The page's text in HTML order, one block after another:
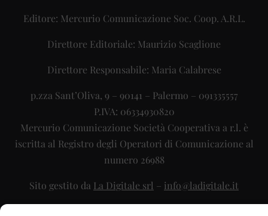
Editore: Mercurio Comunicazione Soc. Coop. A.R.L.
Direttore Editoriale: Maurizio Scaglione
Direttore Responsabile: Maria Calabrese
p.zza Sant’Oliva, 9 – 90141 – Palermo – 091335557
P.IVA: 06334930820
Mercurio Comunicazione Società Cooperativa a r.l. è
iscritta al Registro degli Operatori di Comunicazione al
numero 26988
Sito gestito da La Digitale srl – info@ladigitale.it